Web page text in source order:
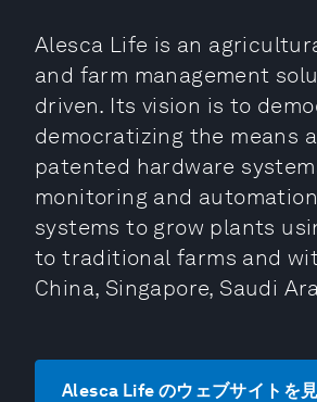
Alesca Life is an
and farm management
driven. Its vision is to
democratizing the means
patented hardware
monitoring and
systems to grow plants
to traditional farms and
China, Singapore, Saudi
Alesca Life のウェブサイトを